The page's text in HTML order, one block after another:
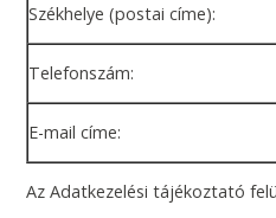
Székhelye (postai címe):
Telefonszám:
E-mail címe:
Az Adatkezelési tájékoztató